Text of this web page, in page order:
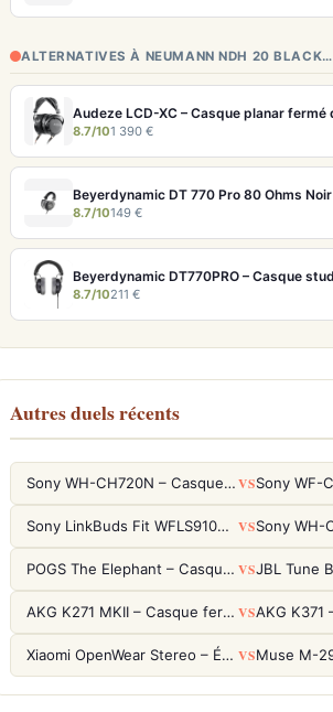
ALTERNATIVES À NEUMANN NDH 20 BLACK…
8.7/101 390 €
8.7/10149 €
8.7/10211 €
Autres duels récents
Sony WH-CH720N – Casque ANC 35h, Ultra-léger (192g) avec Processeur V1 VS
Sony LinkBuds Fit WFLS910NW Blanc – Écouteurs Sport Ailes ANC VS
POGS The Elephant – Casque Filaire Enfants 85dB POGS-Safe™ (Éco-Responsable) VS
AKG K271 MKII – Casque fermé studio fiable pour une écoute neutre VS
Xiaomi OpenWear Stereo – Écouteurs Open-Ear Hi-Res avec réduction de fuite sonore VS